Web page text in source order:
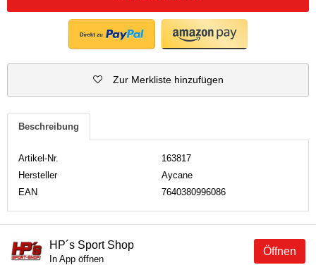
Zur Merkliste hinzufügen
Beschreibung
Artikel-Nr.
163817
Hersteller
Aycane
EAN
7640380996086
Öffnen
HP´s Sport Shop
In App öffnen